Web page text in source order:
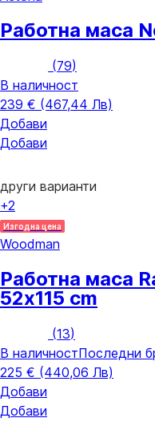
Работна маса
(79)
В наличност
239 € (467,44 Лв)
Добави
Добави
други варианти
+2
Изгодна цена
Woodman
Работна маса
52x115 cm
(13)
В наличностПоследни
225 € (440,06 Лв)
Добави
Добави